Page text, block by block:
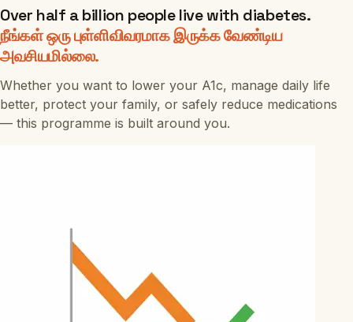
Over half a billion people live with diabetes.
நீங்கள் ஒரு புள்ளிவிவரமாக இருக்க வேண்டிய
அவசியமில்லை.
Whether you want to lower your A1c, manage daily life
better, protect your family, or safely reduce medications
— this programme is built around you.